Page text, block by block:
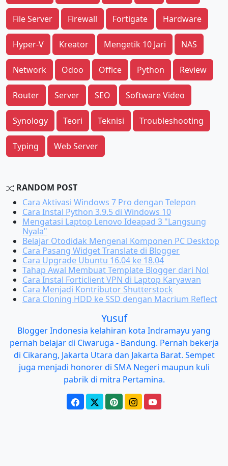
File Server Firewall Fortigate Hardware
Hyper-V Kreator Mengetik 10 Jari NAS
Network Odoo Office Python Review
Router Server SEO Software Video
Synology Teori Teknisi Troubleshooting
Typing Web Server
RANDOM POST
Cara Aktivasi Windows 7 Pro dengan Telepon
Cara Instal Python 3.9.5 di Windows 10
Mengatasi Laptop Lenovo Ideapad 3 "Langsung
Nyala"
Belajar Otodidak Mengenal Komponen PC Desktop
Cara Pasang Widget Translate di Blogger
Cara Upgrade Ubuntu 16.04 ke 18.04
Tahap Awal Membuat Template Blogger dari Nol
Cara Instal Forticlient VPN di Laptop Karyawan
Cara Menjadi Kontributor Shutterstock
Cara Cloning HDD ke SSD dengan Macrium Reflect
Yusuf
Blogger Indonesia kelahiran kota Indramayu yang
pernah belajar di Ciwaruga - Bandung. Pernah bekerja
di Cikarang, Jakarta Utara dan Jakarta Barat. Sempet
juga menjadi honorer di SMA Negeri maupun kuli
pabrik di mitra Pertamina.